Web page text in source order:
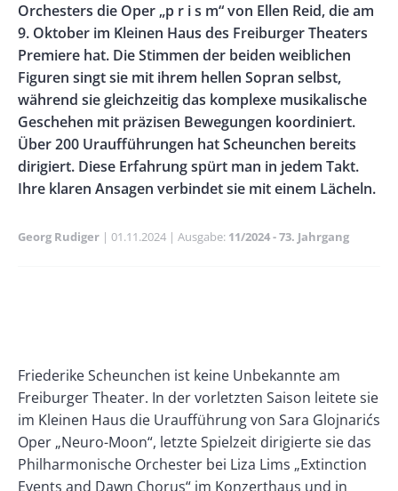
Orchesters die Oper „p r i s m“ von Ellen Reid, die am
9. Oktober im Kleinen Haus des Freiburger Theaters
Premiere hat. Die Stimmen der beiden weiblichen
Figuren singt sie mit ihrem hellen Sopran selbst,
während sie gleichzeitig das komplexe musikalische
Geschehen mit präzisen Bewegungen koordiniert.
Über 200 Uraufführungen hat Scheunchen bereits
dirigiert. Diese Erfahrung spürt man in jedem Takt.
Ihre klaren Ansagen verbindet sie mit einem Lächeln.
Georg Rudiger Publikationsdatum
01.11.2024 Ausgabe 11/2024 - 73. Jahrgang
Right
Paragraphs
Text
Friederike Scheunchen ist keine Unbekannte am
Freiburger Theater. In der vorletzten Saison leitete sie
im Kleinen Haus die Uraufführung von Sara Glojnarićs
Oper „Neuro-Moon“, letzte Spielzeit dirigierte sie das
Philharmonische Orchester bei Liza Lims „Extinction
Events and Dawn Chorus“ im Konzerthaus und in